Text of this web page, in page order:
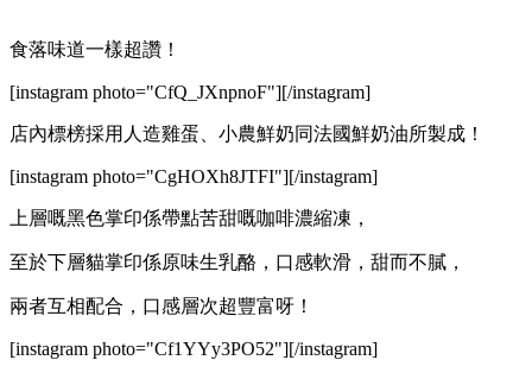
食落味道一樣超讚！
[instagram photo="CfQ_JXnpnoF"][/instagram]
店內標榜採用人造雞蛋、小農鮮奶同法國鮮奶油所製成！
[instagram photo="CgHOXh8JTFI"][/instagram]
上層嘅黑色掌印係帶點苦甜嘅咖啡濃縮凍，
至於下層貓掌印係原味生乳酪，口感軟滑，甜而不膩，
兩者互相配合，口感層次超豐富呀！
[instagram photo="Cf1YYy3PO52"][/instagram]